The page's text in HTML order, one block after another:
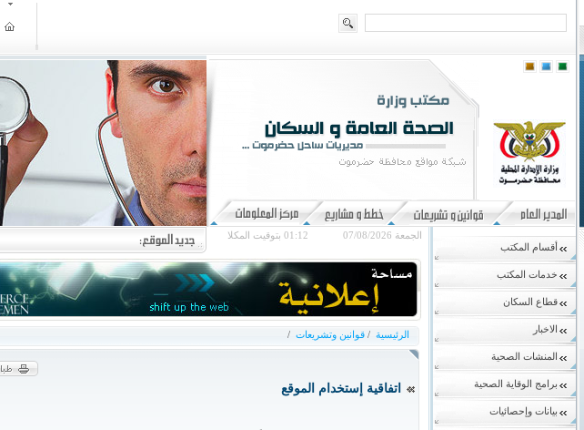
الجمعة 07/08/2026 01:12 بتوقيت المكلا
أقسام المكتب
خدمات المكتب
قطاع السكان
الاخبار
المنشات الصحية
برامج الوقاية الصحية
بيانات وإحصائيات
الرئيسية / قوانين وتشريعات /
اتفاقية إستخدام الموقع